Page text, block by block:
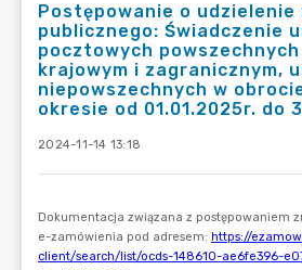
Postępowanie o udzielenie
publicznego: Świadczenie
pocztowych
krajowym i zagranicznym,
niepowszechnych w
okresie od 01.01.2025r. do
2024-11-14 13:18